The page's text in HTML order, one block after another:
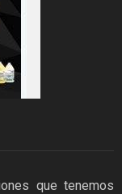
que tenemos